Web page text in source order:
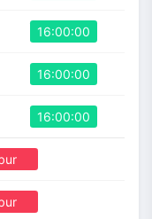
16:00:00
16:00:00
16:00:00